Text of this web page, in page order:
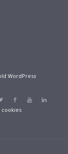
WordPress
cookies